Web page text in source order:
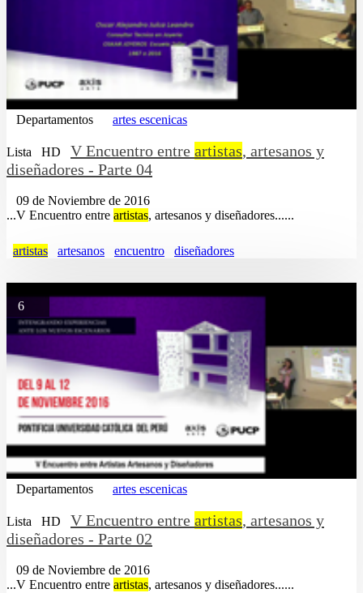
Departamentos artes escenicas
Lista HD V Encuentro entre artistas, artesanos y
diseñadores - Parte 04
09 de Noviembre de 2016
...V Encuentro entre artistas, artesanos y diseñadores......
artistas artesanos encuentro diseñadores
6
Departamentos artes escenicas
Lista HD V Encuentro entre artistas, artesanos y
diseñadores - Parte 02
09 de Noviembre de 2016
...V Encuentro entre artistas, artesanos y diseñadores......